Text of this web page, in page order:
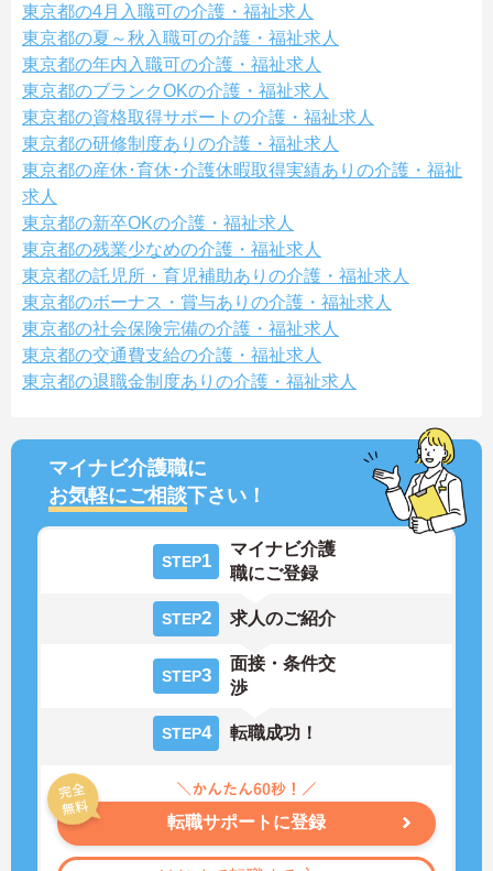
東京都の4月入職可の介護・福祉求人
東京都の夏～秋入職可の介護・福祉求人
東京都の年内入職可の介護・福祉求人
東京都のブランクOKの介護・福祉求人
東京都の資格取得サポートの介護・福祉求人
東京都の研修制度ありの介護・福祉求人
東京都の産休･育休･介護休暇取得実績ありの介護・福祉
求人
東京都の新卒OKの介護・福祉求人
東京都の残業少なめの介護・福祉求人
東京都の託児所・育児補助ありの介護・福祉求人
東京都のボーナス・賞与ありの介護・福祉求人
東京都の社会保険完備の介護・福祉求人
東京都の交通費支給の介護・福祉求人
東京都の退職金制度ありの介護・福祉求人
マイナビ介護職に
お気軽にご相談下さい！
STEP1
マイナビ介護
職にご登録
STEP2 求人のご紹介
STEP3
面接・条件交
渉
STEP4 転職成功！
転職サポートに登録